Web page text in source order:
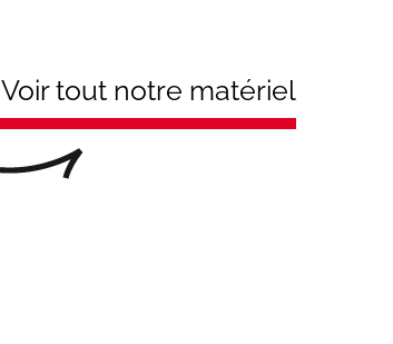
Voir tout notre matériel